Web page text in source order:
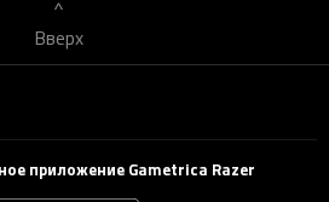
Вверх
приложение Gametrica Razer